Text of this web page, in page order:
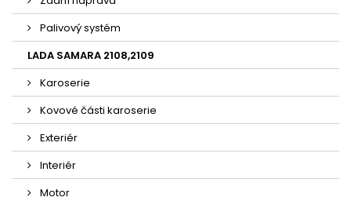
Palivový systém
LADA SAMARA 2108,2109
Karoserie
Kovové části karoserie
Exteriér
Interiér
Motor